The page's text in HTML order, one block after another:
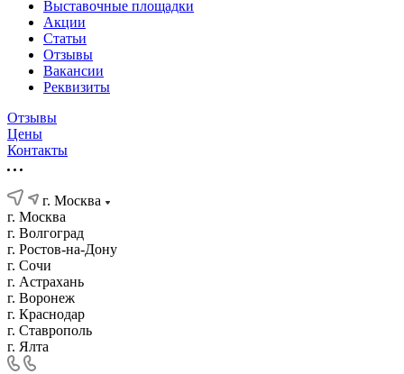
Выставочные площадки
Акции
Статьи
Отзывы
Вакансии
Реквизиты
Отзывы
Цены
Контакты
г. Москва
г. Москва
г. Волгоград
г. Ростов-на-Дону
г. Сочи
г. Астрахань
г. Воронеж
г. Краснодар
г. Ставрополь
г. Ялта